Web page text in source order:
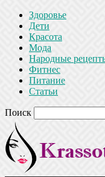
Здоровье
Дети
Красота
Мода
Народные
Фитнес
Питание
Статьи
Поиск